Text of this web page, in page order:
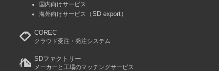
国内向けサービス
海外向けサービス
（SD export）
COREC
クラウド受注・発注システム
SDファクトリー
メーカーと工場のマッチングサービス